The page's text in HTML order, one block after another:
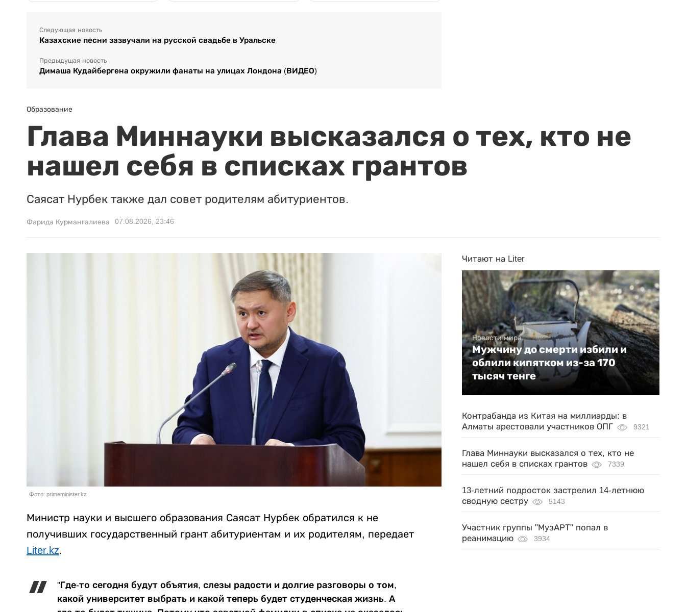
Следующая новость
Казахские песни зазвучали на русской свадьбе в Уральске
Предыдущая новость
Димаша Кудайбергена окружили фанаты на улицах Лондона (ВИДЕО)
Образование
Глава Миннауки высказался о тех, кто не
нашел себя в списках грантов
Саясат Нурбек также дал совет родителям абитуриентов.
Фарида Курмангалиева 07.08.2026, 23:46
Фото: primeminister.kz
Министр науки и высшего образования Саясат Нурбек обратился к не
получивших государственный грант абитуриентам и их родителям, передает
Liter.kz.
"Где-то сегодня будут объятия, слезы радости и долгие разговоры о том,
какой университет выбрать и какой теперь будет студенческая жизнь. А
Читают на Liter
Новости мира
Мужчину до смерти избили и
облили кипятком из-за 170
тысяч тенге
Контрабанда из Китая на миллиарды: в
Алматы арестовали участников ОПГ
9321
Глава Миннауки высказался о тех, кто не
нашел себя в списках грантов
7339
13-летний подросток застрелил 14-летнюю
сводную сестру
5143
Участник группы "МузАРТ" попал в
реанимацию
3934